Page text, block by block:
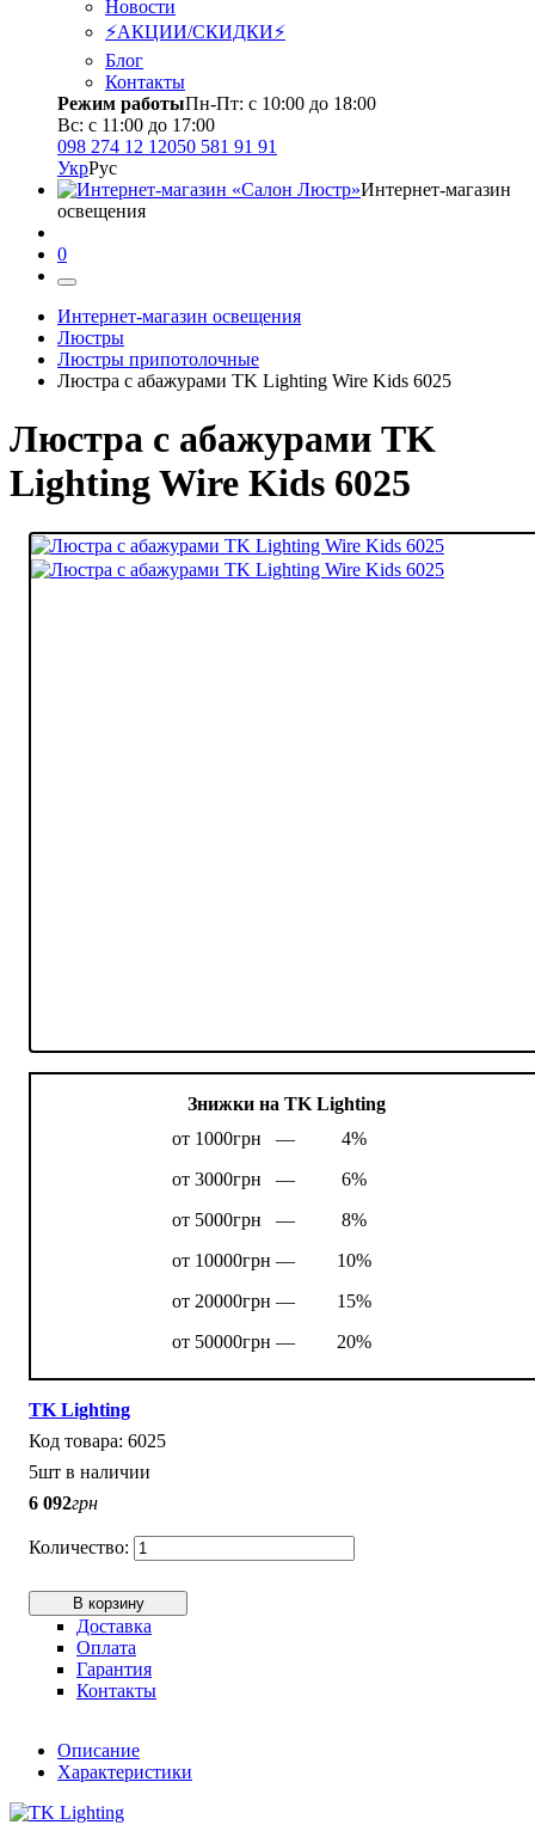
Новости
⚡АКЦИИ/СКИДКИ⚡
Блог
Контакты
Режим работыПн-Пт: с 10:00 до 18:00
Вс: с 11:00 до 17:00
098 274 12 12050 581 91 91
УкрРус
Интернет-магазин
освещения
0
Интернет-магазин освещения
Люстры
Люстры припотолочные
Люстра с абажурами TK Lighting Wire Kids 6025
Люстра с абажурами TK
Lighting Wire Kids 6025
Знижки на TK Lighting
от 1000грн —
4%
от 3000грн —
6%
от 5000грн —
8%
от 10000грн —
10%
от 20000грн —
15%
от 50000грн —
20%
TK Lighting
6025
5шт в наличии
6 092грн
В корзину
Доставка
Оплата
Гарантия
Контакты
Описание
Характеристики